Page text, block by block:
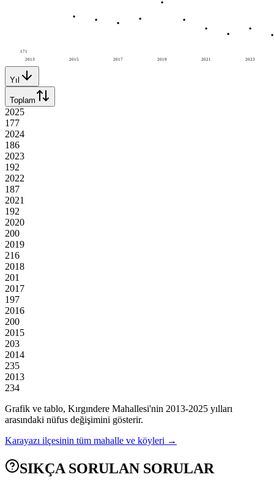
2013 2015 2017 2019 2021 2023
171
Yıl
Toplam
2025
177
2024
186
2023
192
2022
187
2021
192
2020
200
2019
216
2018
201
2017
197
2016
200
2015
203
2014
235
2013
234
Grafik ve tablo, Kırgındere Mahallesi'nin 2013-2025 yılları
arasındaki nüfus değişimini gösterir.
Karayazı ilçesinin tüm mahalle ve köyleri →
SIKÇA SORULAN SORULAR